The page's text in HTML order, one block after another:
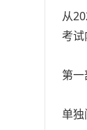
从
考试
第
单独